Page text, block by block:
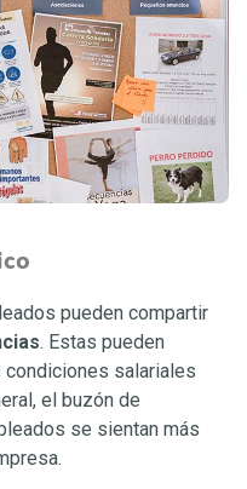
pueden compartir
. Estas pueden
salariales
el buzón de
se sientan más